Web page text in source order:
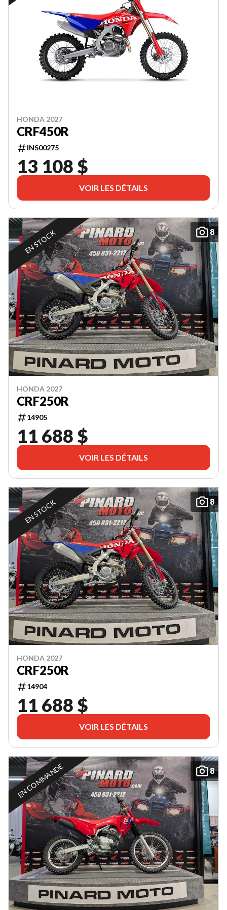
HONDA 2027
CRF450R
INS00275
13 108 $
VOIR LES DÉTAILS
8
EN STOCK
HONDA 2027
CRF250R
14905
11 688 $
VOIR LES DÉTAILS
8
EN STOCK
HONDA 2027
CRF250R
14904
11 688 $
VOIR LES DÉTAILS
8
EN COMMANDE